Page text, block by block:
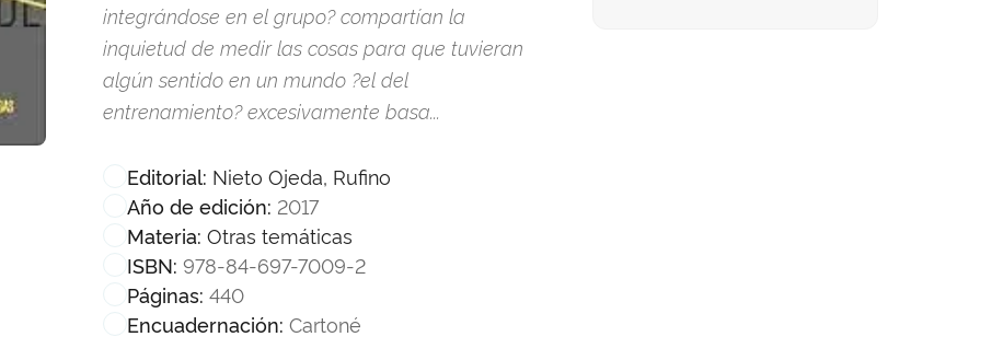
integrándose en el grupo? compartían la
inquietud de medir las cosas para que tuvieran
algún sentido en un mundo ?el del
entrenamiento? excesivamente basa...
Editorial: Nieto Ojeda, Rufino
Año de edición: 2017
Materia: Otras temáticas
ISBN: 978-84-697-7009-2
Páginas: 440
Encuadernación: Cartoné